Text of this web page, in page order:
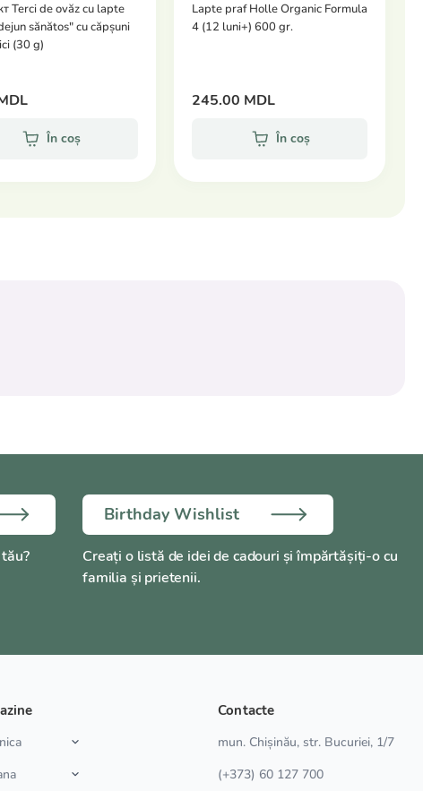
Terci de ovăz cu lapte
sănătos" cu căpșuni
(30 g)
În coș
Lapte praf Holle Organic Formula
4 (12 luni+) 600 gr.
245.00 MDL
În coș
Birthday Wishlist
Creați o listă de idei de cadouri și împărtășiți-o cu
familia și prietenii.
Contacte
mun. Chișinău, str. Bucuriei, 1/7
(+373) 60 127 700